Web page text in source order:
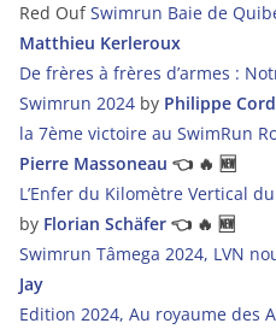
Red OufSwimrun Baie de
Matthieu Kerleroux
De frères à frères d’armes :
Swimrun 2024 by Philippe
la 7ème victoire au SwimRun
Pierre Massoneau 👈 🔥 🆕
L’Enfer du Kilomètre Vertical
by Florian Schäfer 👈 🔥 🆕
Swimrun Tâmega 2024, LVN
Jay
Edition 2024, Au royaume des